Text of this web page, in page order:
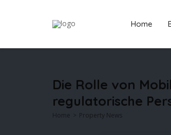
Home
Die Rolle von
regulatorische
Home Property News